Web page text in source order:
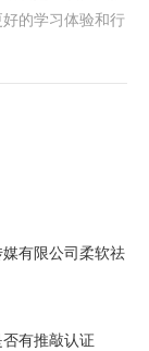
的学习体验和行
有限公司柔软祛
有推敲认证